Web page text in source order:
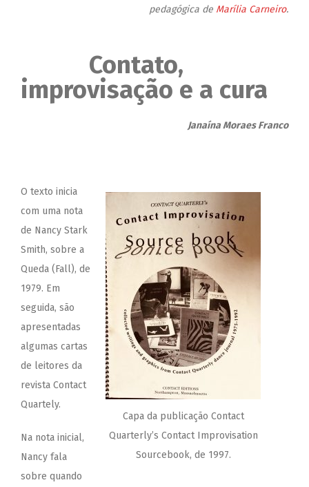
pedagógica de Marília Carneiro.
Contato,
improvisação e a cura
Janaína Moraes Franco
Capa da publicação Contact
Quarterly’s Contact Improvisation
Sourcebook, de 1997.
O texto inicia
com uma nota
de Nancy Stark
Smith, sobre a
Queda (Fall), de
1979. Em
seguida, são
apresentadas
algumas cartas
de leitores da
revista Contact
Quartely.
Na nota inicial,
Nancy fala
sobre quando